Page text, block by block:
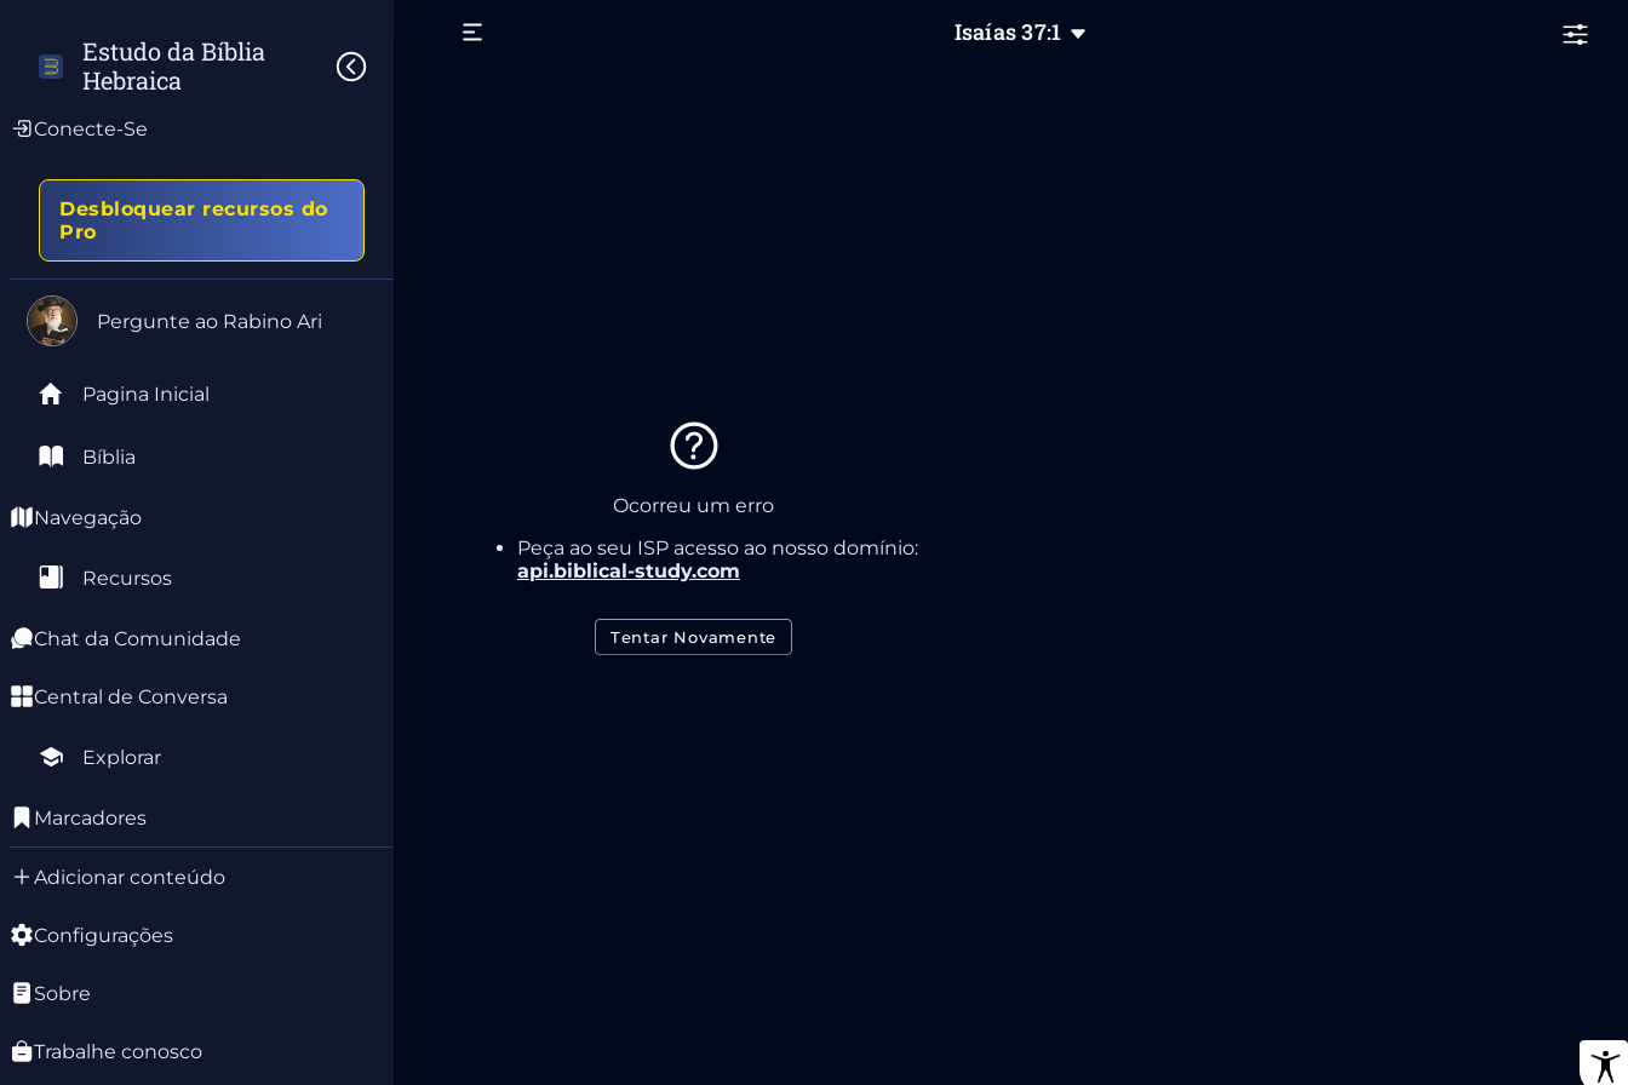
Estudo da Bíblia
Hebraica
Conecte-Se
Desbloquear recursos do
Pro
Pergunte ao Rabino Ari
Pagina Inicial
Bíblia
Navegação
Recursos
Chat da Comunidade
Central de Conversa
Explorar
Marcadores
Adicionar conteúdo
Configurações
Sobre
Trabalhe conosco
Isaías37:1
Ocorreu um erro
Peça ao seu ISP acesso ao nosso domínio:
api.biblical-study.com
Tentar Novamente